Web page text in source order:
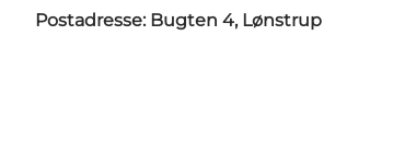
Postadresse: Bugten 4, Lønstrup